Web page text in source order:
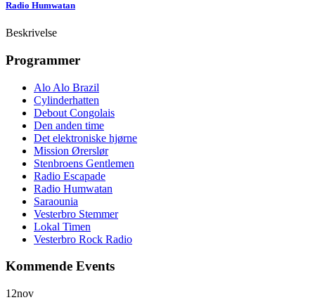
Radio Humwatan
Beskrivelse
Programmer
Alo Alo Brazil
Cylinderhatten
Debout Congolais
Den anden time
Det elektroniske hjørne
Mission Ørerslør
Stenbroens Gentlemen
Radio Escapade
Radio Humwatan
Saraounia
Vesterbro Stemmer
Lokal Timen
Vesterbro Rock Radio
Kommende Events
12nov